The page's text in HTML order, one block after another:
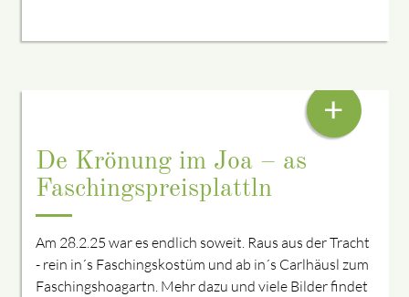
De Krönung im Joa – as
Faschingspreisplattln
Am 28.2.25 war es endlich soweit. Raus aus der Tracht
- rein in´s Faschingskostüm und ab in´s Carlhäusl zum
Faschingshoagartn. Mehr dazu und viele Bilder findet
+